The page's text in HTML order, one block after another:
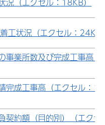
工状況（エクセル：24KB
事業所数及び完成工事高（
完成工事高（エクセル：
約額（目的別）（エクセ